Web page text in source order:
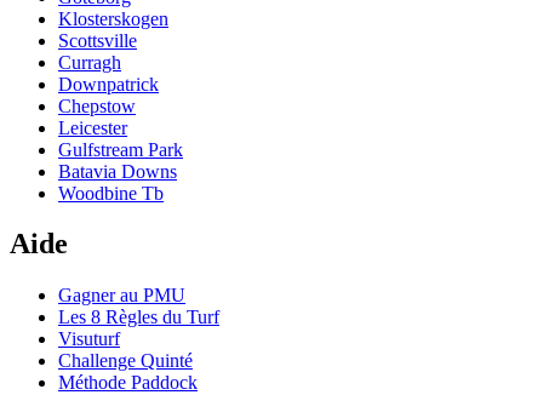
Klosterskogen
Scottsville
Curragh
Downpatrick
Chepstow
Leicester
Gulfstream Park
Batavia Downs
Woodbine Tb
Aide
Gagner au PMU
Les 8 Règles du Turf
Visuturf
Challenge Quinté
Méthode Paddock